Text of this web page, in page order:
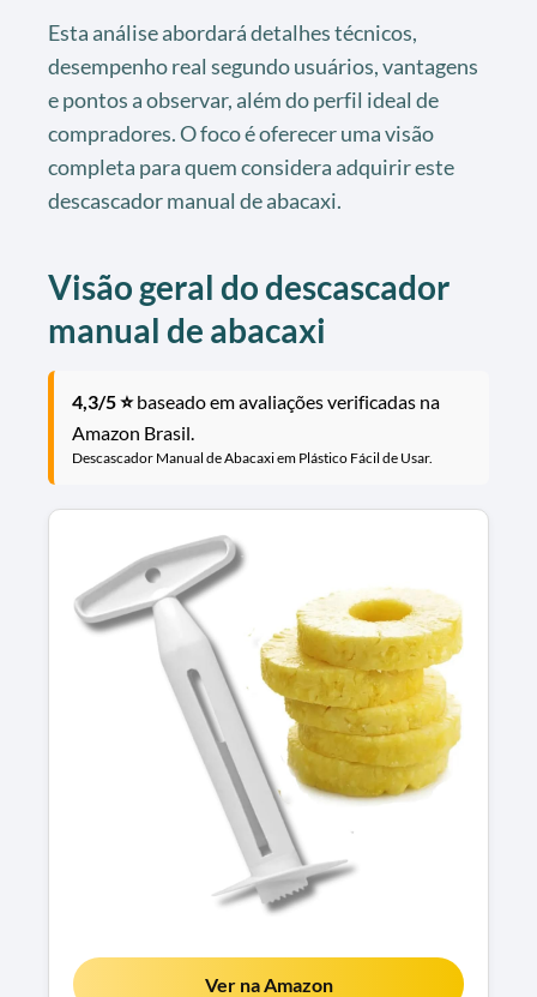
Esta análise abordará detalhes técnicos,
desempenho real segundo usuários, vantagens
e pontos a observar, além do perfil ideal de
compradores. O foco é oferecer uma visão
completa para quem considera adquirir este
descascador manual de abacaxi.
Visão geral do descascador
manual de abacaxi
4,3/5 ⭐baseado em avaliações verificadas na
Amazon Brasil.
Descascador Manual de Abacaxi em Plástico Fácil de Usar.
Ver na Amazon